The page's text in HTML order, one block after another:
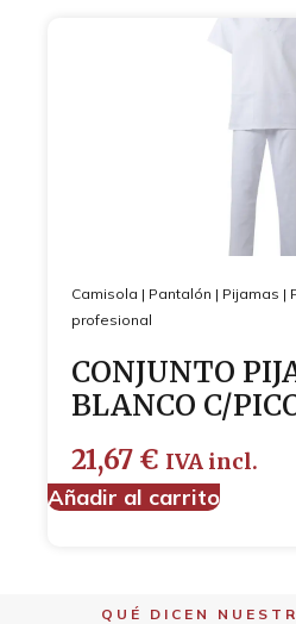
Camisola | Pantalón | Pijamas |
profesional
CONJUNTO
BLANCO C/
21,67 € IVA incl.
Añadir al carrito
QUÉ DICEN